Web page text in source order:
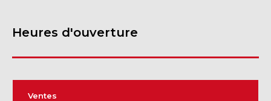
Heures d'ouverture
Ventes